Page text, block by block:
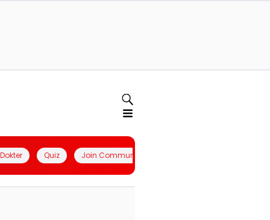
Quiz Join Community